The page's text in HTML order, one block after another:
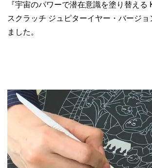
『宇宙のパワーで潜在意識を塗り替える
スクラッチ ジュピターイヤー・バージ
ました。